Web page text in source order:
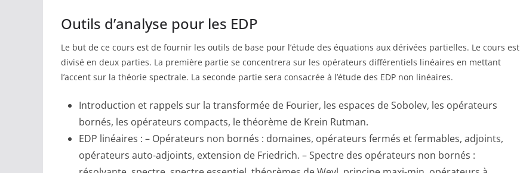
Outils d’analyse pour les EDP
Le but de ce cours est de fournir les outils de base pour l’étude des équations aux dérivées partielles. Le cours est
divisé en deux parties. La première partie se concentrera sur les opérateurs différentiels linéaires en mettant
l’accent sur la théorie spectrale. La seconde partie sera consacrée à l’étude des EDP non linéaires.
Introduction et rappels sur la transformée de Fourier, les espaces de Sobolev, les opérateurs
bornés, les opérateurs compacts, le théorème de Krein Rutman.
EDP linéaires : – Opérateurs non bornés : domaines, opérateurs fermés et fermables, adjoints,
opérateurs auto-adjoints, extension de Friedrich. – Spectre des opérateurs non bornés :